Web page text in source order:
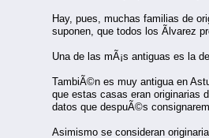
Hay, pues, muchas familias de
suponen, que todos los Ãlvarez
Una de las mÃ¡s antiguas es la
TambiÃ©n es muy antigua en
que estas casas eran originarias
datos que despuÃ©s
Asimismo se consideran